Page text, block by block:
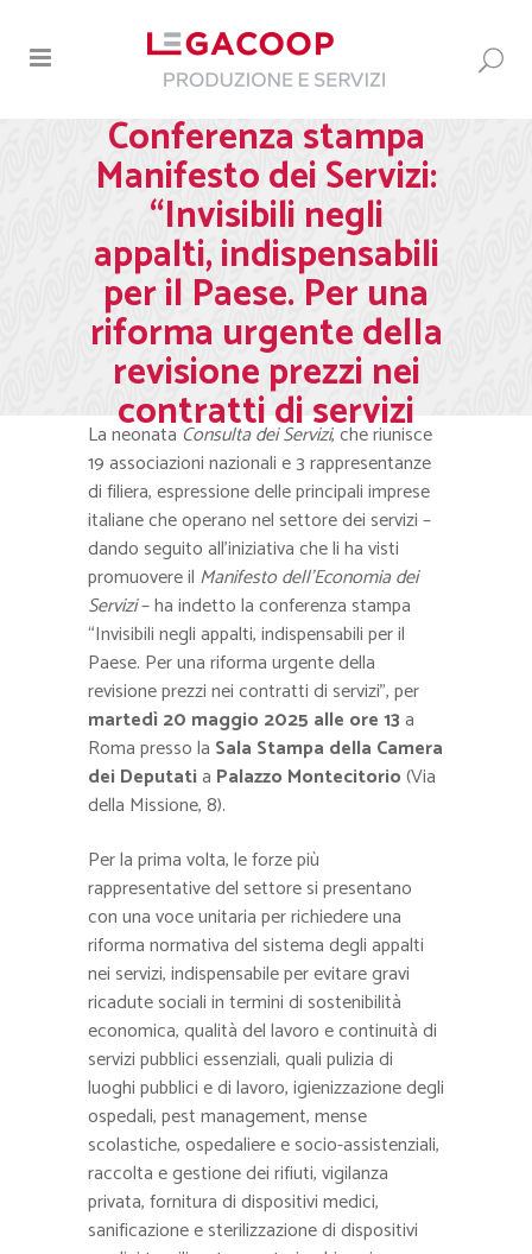
Conferenza stampa
Manifesto dei Servizi:
“Invisibili negli
appalti, indispensabili
per il Paese. Per una
riforma urgente delIa
revisione prezzi nei
contratti di servizi
La neonata Consulta dei Servizi, che riunisce
19 associazioni nazionali e 3 rappresentanze
di filiera, espressione delle principali imprese
italiane che operano nel settore dei servizi –
dando seguito all’iniziativa che li ha visti
promuovere il Manifesto dell’Economia dei
Servizi– ha indetto la conferenza stampa
“Invisibili negli appalti, indispensabili per il
Paese. Per una riforma urgente della
revisione prezzi nei contratti di servizi”, per
martedì 20 maggio 2025 alle ore 13a
Roma presso la Sala Stampa della Camera
dei Deputatia Palazzo Montecitorio(Via
della Missione, 8).
Per la prima volta, le forze più
rappresentative del settore si presentano
con una voce unitaria per richiedere una
riforma normativa del sistema degli appalti
nei servizi, indispensabile per evitare gravi
ricadute sociali in termini di sostenibilità
economica, qualità del lavoro e continuità di
servizi pubblici essenziali, quali pulizia di
luoghi pubblici e di lavoro, igienizzazione degli
ospedali, pest management, mense
scolastiche, ospedaliere e socio-assistenziali,
raccolta e gestione dei rifiuti, vigilanza
privata, fornitura di dispositivi medici,
sanificazione e sterilizzazione di dispositivi